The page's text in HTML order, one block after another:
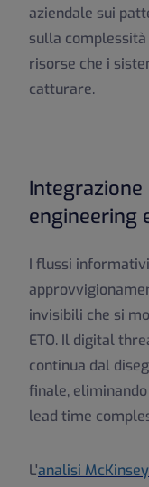
aziendale sui
sulla
risorse che i
catturare.
engineering
I flussi
invisibili che si
ETO. Il digital
continua dal
finale,
lead time
L'analisi